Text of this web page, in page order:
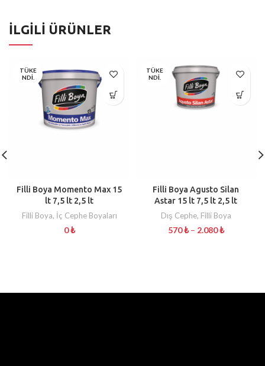
İLGILI ÜRÜNLER
TÜKE
NDI.
Filli Boya Momento Max 15
lt 7,5 lt 2,5 lt
Filli Boya, İç Cephe Boyaları
0₺
TÜKE
NDI.
Filli Boya Agusto Silan
Astar 15 lt 7,5 lt 2,5 lt
Dış Cephe, Filli Boya
570₺– 2.080₺